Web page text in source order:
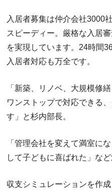
入居者募集は仲介会社3000
スピーディー。厳格な入居
を実現しています。24時間
入居者対応も万全です。
「新築、リノベ、大規模修
ワンストップで対応できる
す」と杉内部長。
「管理会社を変えて満室に
して子どもに喜ばれた」な
収支シミュレーションを作